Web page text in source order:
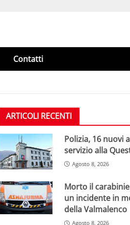
Contatti
ARTICOLI RECENTI
Polizia, 16 nuovi
servizio alla
Agosto 8, 2026
Morto il
un incidente in
della Valmalenco
Agosto 8, 2026